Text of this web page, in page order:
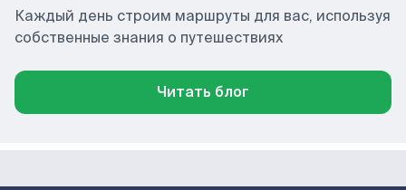
Каждый день строим маршруты для вас, используя
собственные знания о путешествиях
Читать блог